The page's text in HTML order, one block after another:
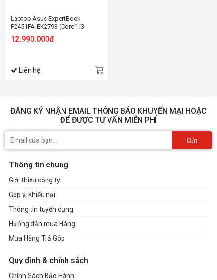
Laptop Asus ExpertBook
P2451FA-EK2793 (Core™ i3-
| 14.0 inch FHD | Free Dos)
12.990.000đ
Liên hệ
ĐĂNG KÝ NHẬN EMAIL THÔNG BÁO KHUYẾN MẠI HOẶC
ĐỂ ĐƯỢC TƯ VẤN MIỄN PHÍ
Gửi
Thông tin chung
Giới thiệu công ty
Góp ý, Khiếu nại
Thông tin tuyển dụng
Hướng dẫn mua Hàng
Mua Hàng Trả Góp
Quy định & chính sách
Chính Sách Bảo Hành